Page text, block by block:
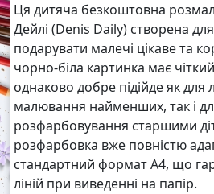
Ця дитяча безкоштовна
Дейлі (Denis Daily) створена
подарувати малечі цікаве та
чорно-біла картинка має
однаково добре підійде як
малювання найменших, так і
розфарбовування старшими
розфарбовка вже повністю
стандартний формат А4, що
ліній при виведенні на папір.